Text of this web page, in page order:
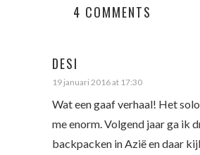
4 COMMENTS
DESI
19 januari 2016 at 17:30
Wat een gaaf verhaal! Het
me enorm. Volgend jaar ga ik
backpacken in Azië en daar